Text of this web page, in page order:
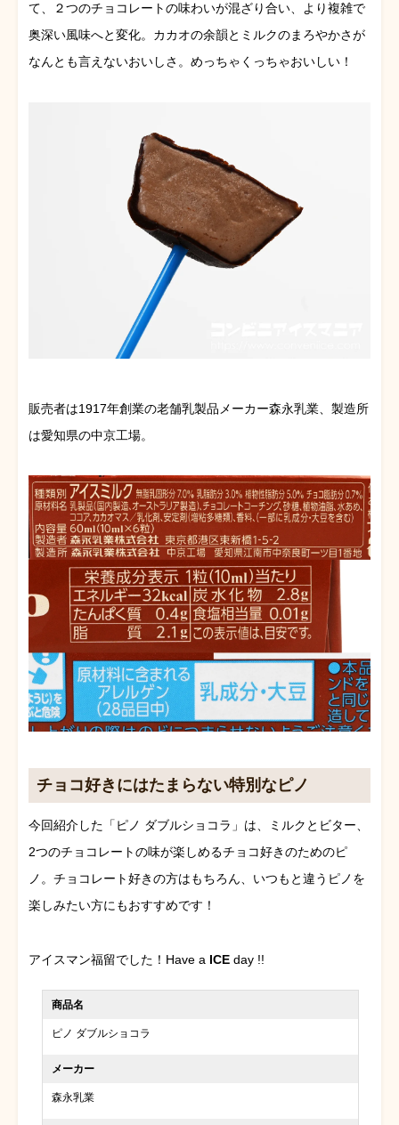
て、２つのチョコレートの味わいが混ざり合い、より複雑で
奥深い風味へと変化。カカオの余韻とミルクのまろやかさが
なんとも言えないおいしさ。めっちゃくっちゃおいしい！
販売者は1917年創業の老舗乳製品メーカー森永乳業、製造所
は愛知県の中京工場。
チョコ好きにはたまらない特別なピノ
今回紹介した「ピノ ダブルショコラ」は、ミルクとビター、
2つのチョコレートの味が楽しめるチョコ好きのためのピ
ノ。チョコレート好きの方はもちろん、いつもと違うピノを
楽しみたい方にもおすすめです！
アイスマン福留でした！Have a ICE day !!
商品名
ピノ ダブルショコラ
メーカー
森永乳業